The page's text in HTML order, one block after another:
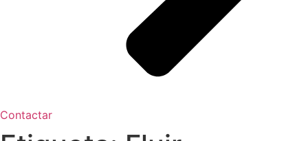
Contactar